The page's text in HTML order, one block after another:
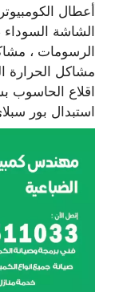
أعطال
الشاشة
الرسومات ،
مشاكل الحرارة
اقلاع الحاسوب
استبدال بور